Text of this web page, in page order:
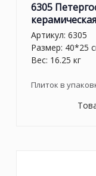
6305
Артикул: 6305
Размер: 40*25
Вес: 16.25 кг
Плиток в